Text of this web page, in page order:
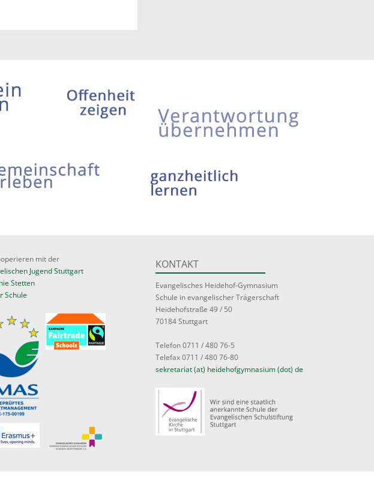
mit der
Jugend Stuttgart
Stetten
Schule
KONTAKT
Evangelisches Heidehof-Gymnasium
Schule in evangelischer Trägerschaft
Heidehofstraße 49 / 50
70184 Stuttgart
Telefon 0711 / 480 76-5
Telefax 0711 / 480 76-80
sekretariat (at) heidehofgymnasium (dot) de